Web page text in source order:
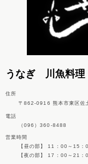
うなぎ 川魚料
住所
〒862-0916 熊本市東区佐
電話
（096）360-8488
営業時間
【昼の部】 11：00～15：
【夜の部】 17：00～21：